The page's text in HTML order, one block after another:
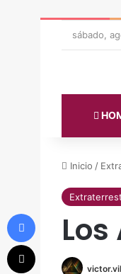
sábado,
Inicio /